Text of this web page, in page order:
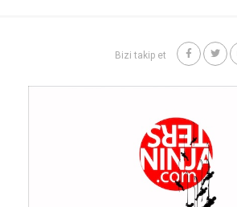
Bizi takip et